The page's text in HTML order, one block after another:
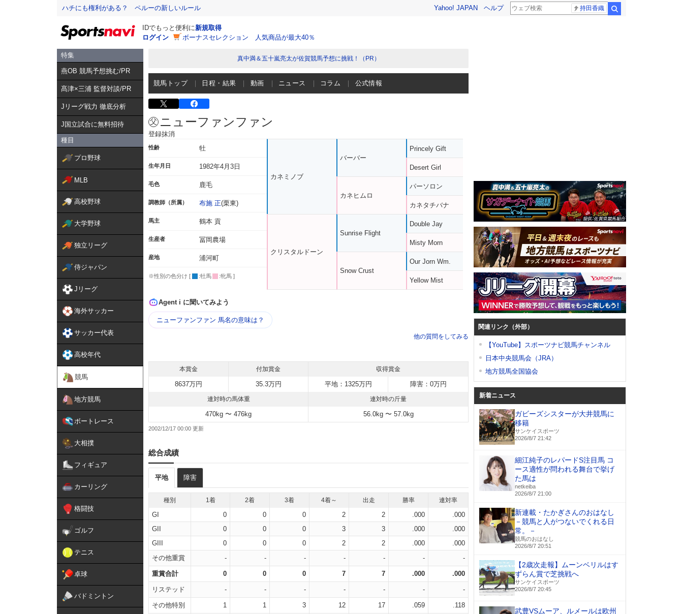
ハチにも権利がある？ ペルーの新しいルール Yahoo! JAPAN ヘルプ 持田香織
IDでもっと便利に新規取得
ログイン
ボーナスセレクション 人気商品が最大40％
特集
燕OB 競馬予想挑む/PR
髙津×三浦 監督対談/PR
Jリーグ戦力 徹底分析
J国立試合に無料招待
種目
プロ野球
MLB
高校野球
大学野球
独立リーグ
侍ジャパン
Jリーグ
海外サッカー
サッカー代表
高校年代
競馬
地方競馬
ボートレース
大相撲
フィギュア
カーリング
格闘技
ゴルフ
テニス
卓球
バドミントン
真中満＆五十嵐亮太が佐賀競馬予想に挑戦！（PR）
競馬トップ 日程・結果 動画 ニュース コラム 公式情報
ニューファンファン
登録抹消
性齢 牡
生年月日 1982年4月3日
毛色 鹿毛
調教師（所属） 布施 正(栗東)
馬主 鶴本 貢
生産者 冨岡農場
産地 浦河町
※性別の色分け [ :牡馬 :牝馬 ]
カネミノブ
クリスタルドーン
バーバー
カネヒムロ
Sunrise Flight
Snow Crust
Princely Gift
Desert Girl
パーソロン
カネタチバナ
Double Jay
Misty Morn
Our Jorn Wm.
Yellow Mist
Agent i に聞いてみよう
ニューファンファン 馬名の意味は？
他の質問をしてみる
本賞金 付加賞金 収得賞金
8637万円 35.3万円 平地：1325万円 障害：0万円
連対時の馬体重 連対時の斤量
470kg 〜 476kg 56.0kg 〜 57.0kg
2002/12/17 00:00
総合成績
平地 障害
種別 1着 2着 3着 4着～ 出走 勝率 連対率
GI 0 0 0 2 2 .000
.000
GII
0 0 0 3 3 .000
.000
GIII
0 0 0 2 2 .000
.000
その他重賞
- - - - - - -
重賞合計 0 0 0 7 7 .000 .000
リステッド - - - - - - -
その他特別 1 1 3 12 17 .059 .118
関連リンク（外部）
【YouTube】スポーツナビ競馬チャンネル
日本中央競馬会（JRA）
地方競馬全国協会
新着ニュース
ガビーズシスターが大井競馬に
移籍
サンケイスポーツ
2026/8/7 21:42
細江純子のレパードS注目馬 コ
ース適性が問われる舞台で挙げ
た馬は
netkeiba
2026/8/7 21:00
新連載・たかぎさんのおはなし
－競馬と人がつないでくれる日
常。－
競馬のおはなし
2026/8/7 20:51
【2歳次走報】ムーンベリルはす
ずらん賞で芝挑戦へ
サンケイスポーツ
2026/8/7 20:45
武豊VSムーア、ルメールは欧州